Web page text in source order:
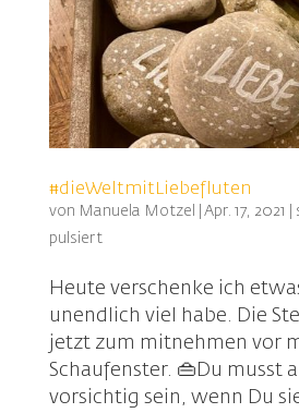
#dieWeltmitLiebefluten
von Manuela Motzel Apr. 17, 2021
pulsiert
Heute verschenke ich
unendlich viel habe. Die
jetzt zum mitnehmen vor
Schaufenster. 👜Du musst
vorsichtig sein, wenn Du